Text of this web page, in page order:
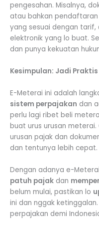
pengesahan. Misalnya,
atau bahkan pendaftaran
yang sesuai dengan
elektronik yang lo buat.
dan punya kekuatan
Kesimpulan: Jadi
E-Meterai ini adalah
sistem perpajakan dan
perlu lagi ribet beli
buat urus urusan
urusan pajak dan
dan tentunya lebih cepat.
Dengan adanya e-
patuh pajak dan
belum mulai, pastikan lo
ini dan nggak
perpajakan demi